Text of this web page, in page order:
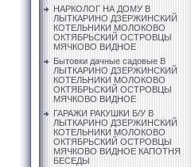
НАРКОЛОГ НА ДОМУ В
ЛЫТКАРИНО ДЗЕРЖИНСКИЙ
КОТЕЛЬНИКИ МОЛОКОВО
ОКТЯБРЬСКИЙ ОСТРОВЦЫ
МЯЧКОВО ВИДНОЕ
Бытовки дачные садовые В
ЛЫТКАРИНО ДЗЕРЖИНСКИЙ
КОТЕЛЬНИКИ МОЛОКОВО
ОКТЯБРЬСКИЙ ОСТРОВЦЫ
МЯЧКОВО ВИДНОЕ
ГАРАЖИ РАКУШКИ Б/У В
ЛЫТКАРИНО ДЗЕРЖИНСКИЙ
КОТЕЛЬНИКИ МОЛОКОВО
ОКТЯБРЬСКИЙ ОСТРОВЦЫ
МЯЧКОВО ВИДНОЕ КАПОТНЯ
БЕСЕДЫ